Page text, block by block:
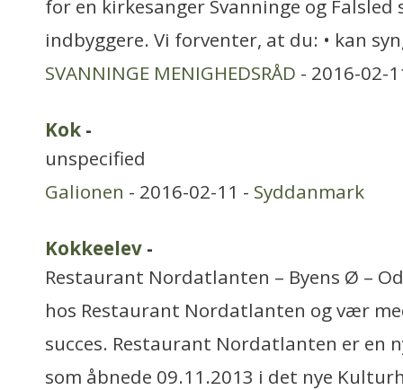
for en kirkesanger Svanninge og Falsled
indbyggere. Vi forventer, at du: • kan
SVANNINGE MENIGHEDSRÅD - 2016-02-
Kok -
unspecified
Galionen - 2016-02-11 - Syddanmark
Kokkeelev -
Restaurant Nordatlanten – Byens Ø –
hos Restaurant Nordatlanten og vær
succes. Restaurant Nordatlanten er en
som åbnede 09.11.2013 i det nye